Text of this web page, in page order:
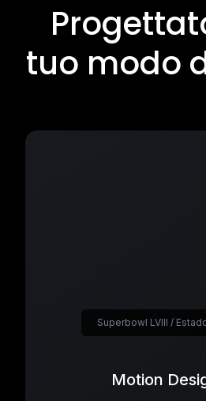
tuo modo
Motion
Superbowl LVIII /